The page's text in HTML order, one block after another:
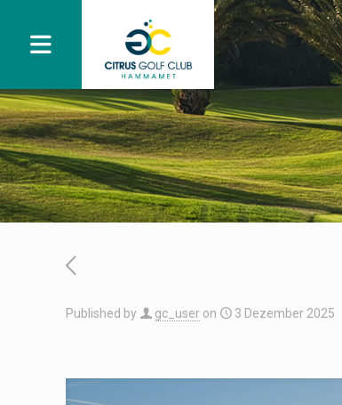
Published by gc_user on 3 Dezember 2025